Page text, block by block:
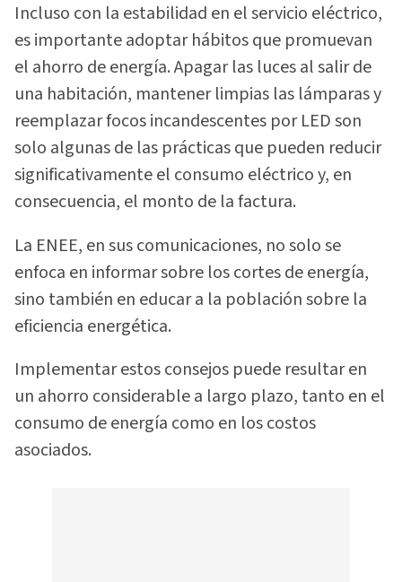
Incluso con la estabilidad en el servicio eléctrico,
es importante adoptar hábitos que promuevan
el ahorro de energía. Apagar las luces al salir de
una habitación, mantener limpias las lámparas y
reemplazar focos incandescentes por LED son
solo algunas de las prácticas que pueden reducir
significativamente el consumo eléctrico y, en
consecuencia, el monto de la factura.
La ENEE, en sus comunicaciones, no solo se
enfoca en informar sobre los cortes de energía,
sino también en educar a la población sobre la
eficiencia energética.
Implementar estos consejos puede resultar en
un ahorro considerable a largo plazo, tanto en el
consumo de energía como en los costos
asociados.